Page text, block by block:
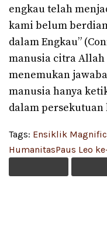
engkau telah
kami belum
dalam Engkau”
manusia citra
menemukan
manusia hanya
dalam
Tags: Ensiklik
HumanitasPaus Leo